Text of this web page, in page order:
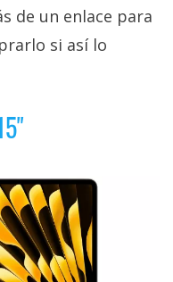
de un enlace para
si así lo